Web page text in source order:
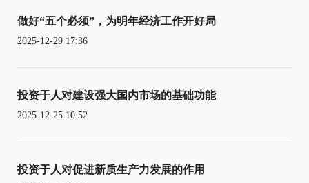
做好“五个必须”，为明年经济工作开好局
2025-12-29 17:36
投资于人对建设强大国内市场的基础功能
2025-12-25 10:52
投资于人对促进新质生产力发展的作用